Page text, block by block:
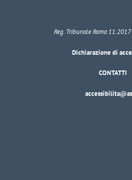
Reg. Tribunale Roma
Dichiarazione di
CONTATTI